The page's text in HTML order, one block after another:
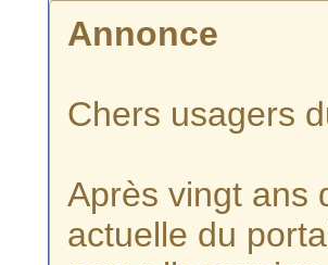
Annonce
Chers usagers
Après vingt ans
actuelle du